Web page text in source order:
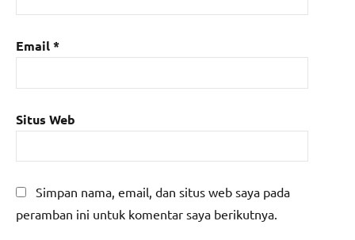
Email*
Situs Web
Simpan nama, email, dan situs web saya pada
peramban ini untuk komentar saya berikutnya.